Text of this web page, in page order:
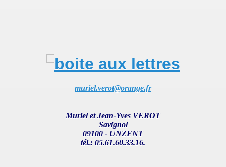
muriel.verot@orange.fr
Muriel et Jean-Yves VEROT
Savignol
09100 - UNZENT
tél.: 05.61.60.33.16.